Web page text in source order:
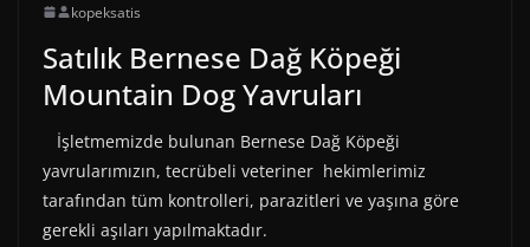
kopeksatis
Satılık Bernese Dağ Köpeği
Mountain Dog Yavruları
İşletmemizde bulunan Bernese Dağ Köpeği
yavrularımızın, tecrübeli veteriner hekimlerimiz
tarafından tüm kontrolleri, parazitleri ve yaşına göre
gerekli aşıları yapılmaktadır.